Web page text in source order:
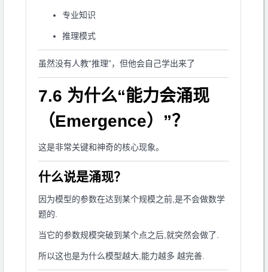
专业知识
推理模式
虽然没有人教“推理”，但他会自己学出来了
7.6 为什么“能力会涌现
（Emergence）”？
这是非常关键和神奇的核心现象。
什么说是涌现？
因为模型的参数在达到某个规模之前,是不会做数学
题的.
当它的参数规模突破到某个点之后,就突然会做了.
所以这也是为什么模型越大,能力越多 越完善.